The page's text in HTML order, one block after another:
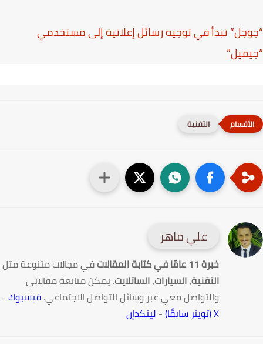
تبدأ في توجيه رسائل إعلانية إلى مستخدمي
التقنية
علي ماهر
خبرة 11 عامًا في كتابة المقالات
في مجالات متنوعة مثل
التقنية،السيارات،الساتلايت. يمكن متابعة مقالاتي
والتواصل معي عبر وسائل التواصل الاجتماعي.فيسبوك-
-لينكدإن